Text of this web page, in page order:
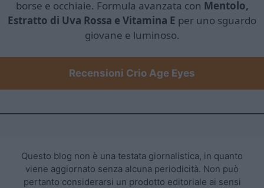
borse e occhiaie. Formula avanzata con Mentolo,
Estratto di Uva Rossa e Vitamina E per uno sguardo
giovane e luminoso.
Recensioni Crio Age Eyes
Questo blog non è una testata giornalistica, in quanto
viene aggiornato senza alcuna periodicità. Non può
pertanto considerarsi un prodotto editoriale ai sensi